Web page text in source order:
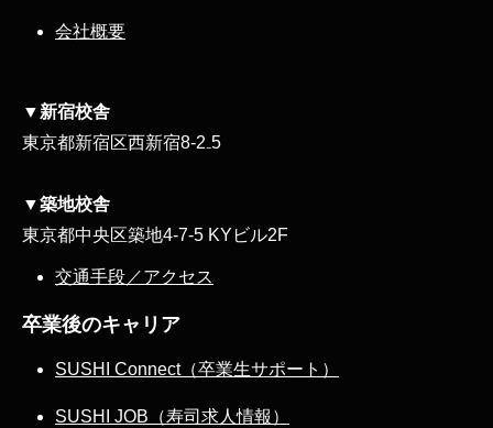
会社概要
▼新宿校舎
東京都新宿区西新宿8‐2₋5
▼築地校舎
東京都中央区築地4-7-5 KYビル2F
交通手段／アクセス
卒業後のキャリア
SUSHI Connect（卒業生サポート）
SUSHI JOB（寿司求人情報）